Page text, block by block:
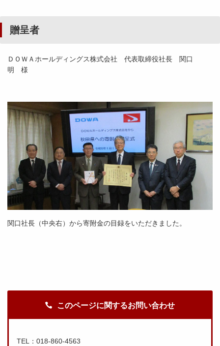
贈呈者
ＤＯＷＡホールディングス株式会社 代表取締役社長 関口
明 様
関口社長（中央右）から寄附金の目録をいただきました。
このページに関するお問い合わせ
TEL：018-860-4563